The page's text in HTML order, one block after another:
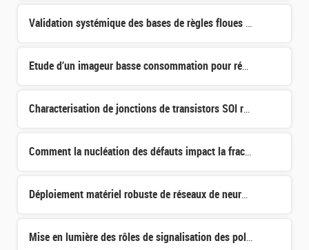
Validation systémique des bases de règles floues : prise en compte de la disponibilité des données et d
Etude d’un imageur basse consommation pour réseau de capteurs à traitement distribué
Characterisation de jonctions de transistors SOI réalisés à bas budget thermique
Comment la nucléation des défauts impact la fracture dans le transfert de couches par SmartCut
Déploiement matériel robuste de réseaux de neurones
Mise en lumière des rôles de signalisation des polyphosphates d'inositol dans la croissance et le dévelo